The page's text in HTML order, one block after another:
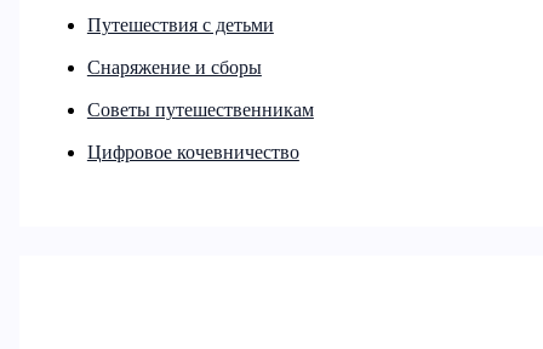
Путешествия с детьми
Снаряжение и сборы
Советы путешественникам
Цифровое кочевничество